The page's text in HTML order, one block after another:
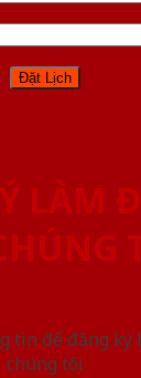
LÀM
tin để đăng ký
chúng tôi